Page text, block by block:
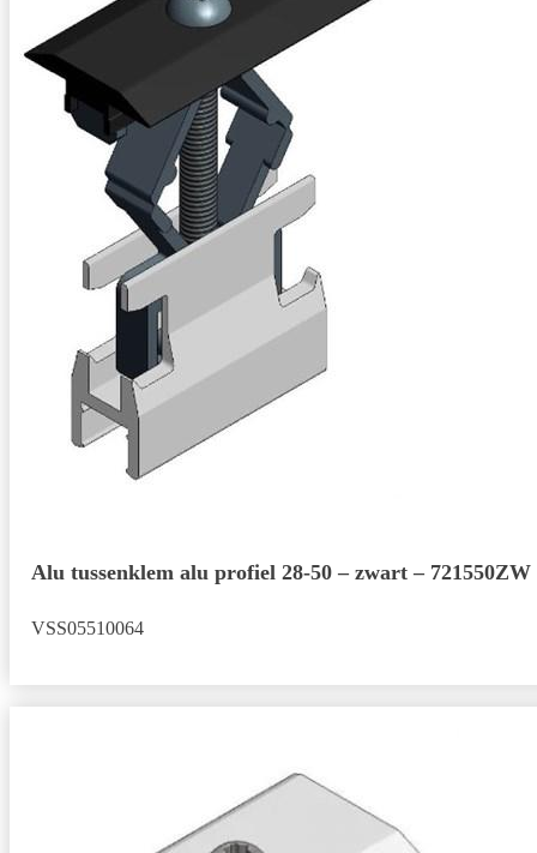
Alu tussenklem alu profiel 28-50 – zwart – 721550ZW
VSS05510064